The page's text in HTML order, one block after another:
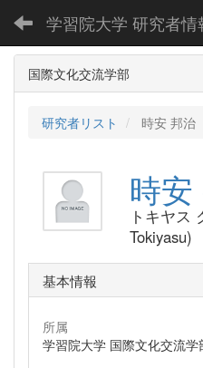
学習院大学 研究者情
国際文化交流学部
研究者リスト 時安 邦治
時
トキヤス
Tokiyasu)
基本情報
所属
学習院大学 国際文化交流